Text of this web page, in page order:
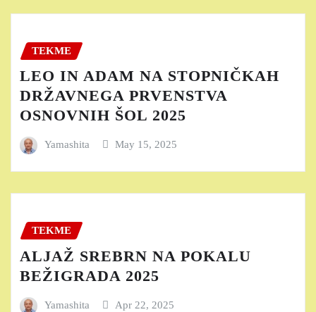
TEKME
LEO IN ADAM NA STOPNIČKAH
DRŽAVNEGA PRVENSTVA
OSNOVNIH ŠOL 2025
Yamashita May 15, 2025
TEKME
ALJAŽ SREBRN NA POKALU
BEŽIGRADA 2025
Yamashita Apr 22, 2025